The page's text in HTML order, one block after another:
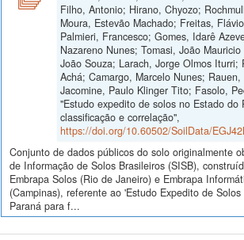
Filho, Antonio; Hirano, Chyozo;
Moura, Estevão Machado; Freitas,
Palmieri, Francesco; Gomes, Idarê
Nazareno Nunes; Tomasi, João
João Souza; Larach, Jorge Olmos Iturri;
Achá; Camargo, Marcelo Nunes; Rauen,
Jacomine, Paulo Klinger Tito; Fasolo,
"Estudo expedito de solos no Estado do
classificação e correlação",
https://doi.org/10.60502/SoilData/
Conjunto de dados públicos do solo originalmente
de Informação de Solos Brasileiros (SISB),
Embrapa Solos (Rio de Janeiro) e Embrapa
(Campinas), referente ao 'Estudo Expedito de
Paraná para f...